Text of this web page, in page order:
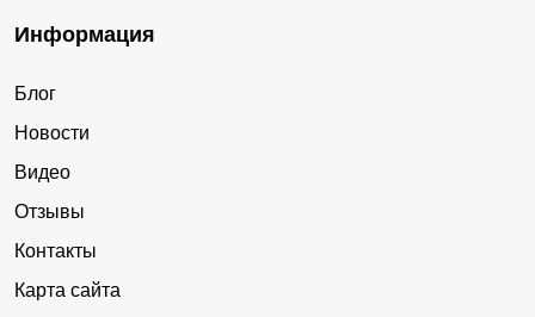
Информация
Блог
Новости
Видео
Отзывы
Контакты
Карта сайта